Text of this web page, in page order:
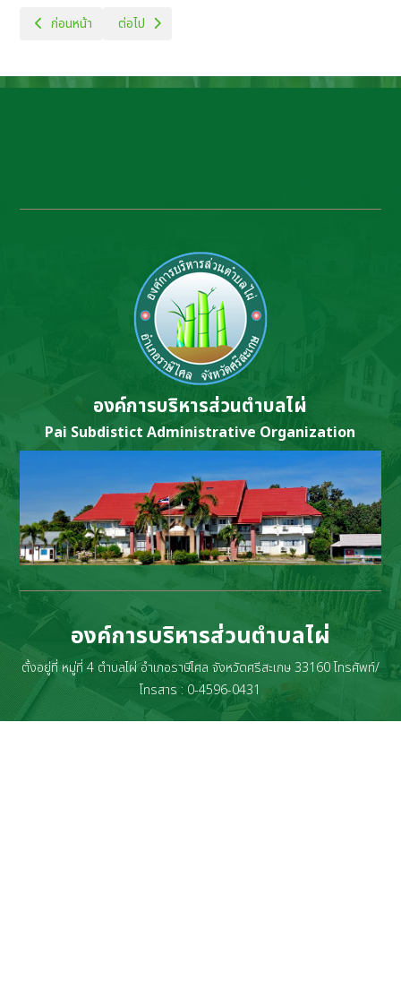
เนื้อหาก่อนหน้า: รายงานผลการจัดซื้อจัดจ้างหรือการจัดหาพัสดุ
ก่อนหน้า เนื้อหาถัดไป: ประกาศเผยแพร่แผนการจัดซื้อจัดจ้าง ประจ
ต่อไป
องค์การบริหารส่วนตำบลไผ่
Pai Subdistict Administrative Organization
องค์การบริหารส่วนตำบลไผ่
ตั้งอยู่ที่ หมู่ที่ 4 ตำบลไผ่ อำเภอราษีไศล จังหวัดศรีสะเกษ 33160 โทรศัพท์/
โทรสาร : 0-4596-0431